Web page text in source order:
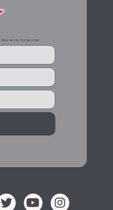
DE MINAS GERAIS